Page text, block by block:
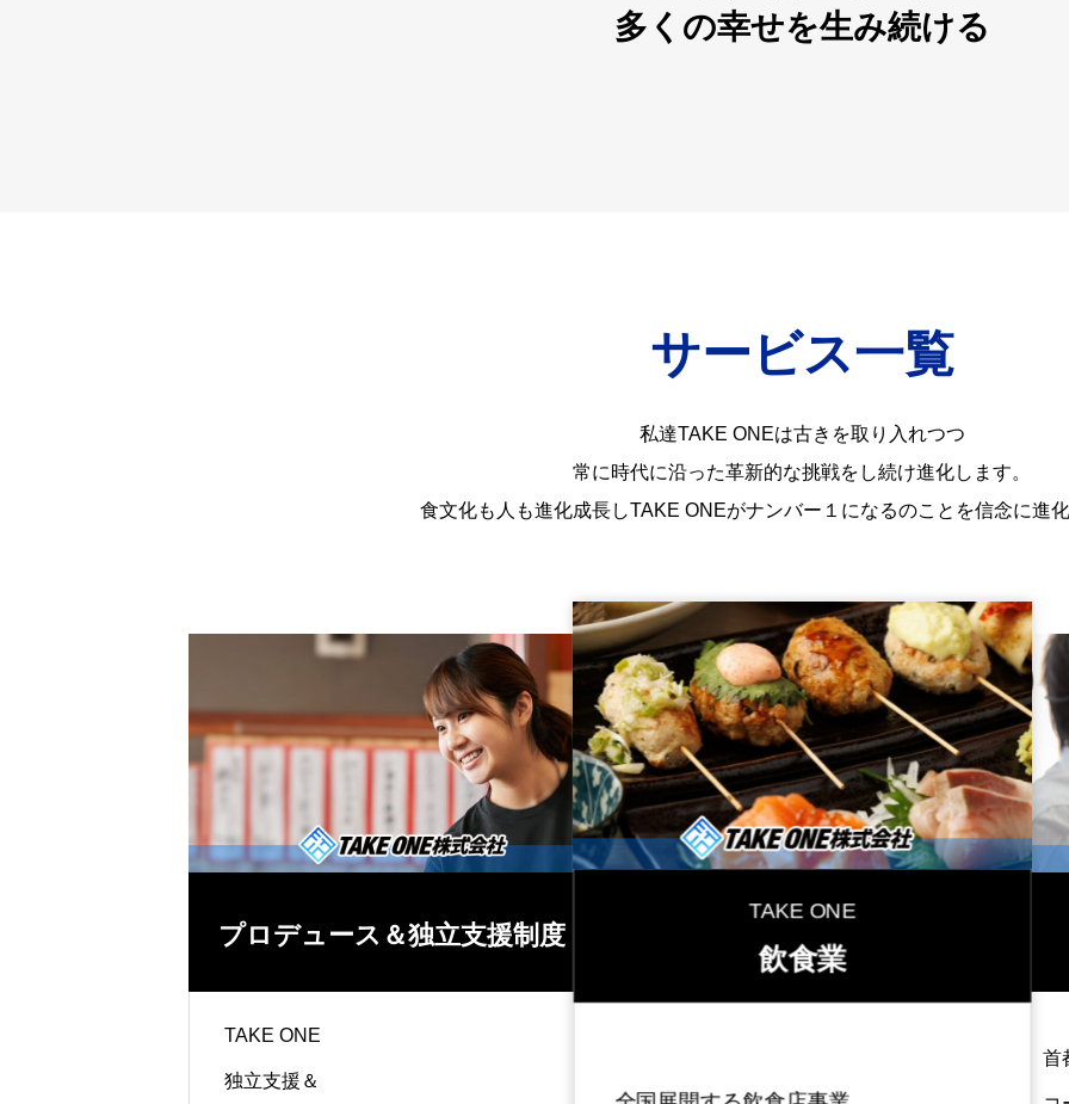
多くの幸せを生み続ける
サービス一覧
私達TAKE ONEは古きを取り入れつつ
常に時代に沿った革新的な挑戦をし続け進化します。
食文化も人も進化成長しTAKE ONEがナンバー１になるのことを信念に進化
プロデュース＆独立支援制度
TAKE ONE
独立支援＆
TAKE ONE
飲食業
首